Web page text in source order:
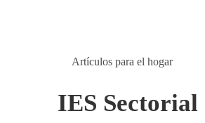
Artículos para el hogar
IES Sectorial